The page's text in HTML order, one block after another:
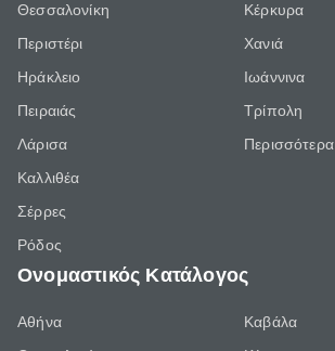
Θεσσαλονίκη
Περιστέρι
Ηράκλειο
Πειραιάς
Λάρισα
Καλλιθέα
Σέρρες
Ρόδος
Κέρκυρα
Χανιά
Ιωάννινα
Τρίπολη
Περισσότερα
Ονομαστικός Κατάλογος
Αθήνα
Καβάλα